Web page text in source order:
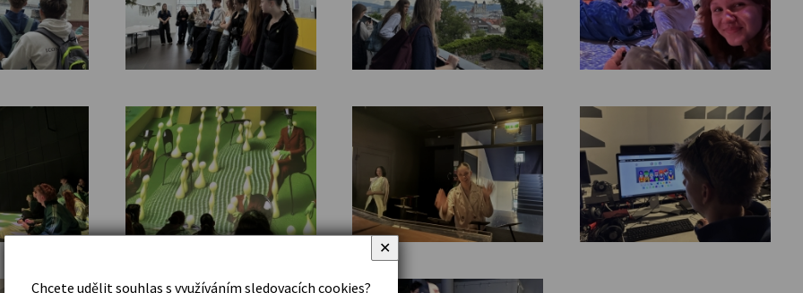
Chcete udělit souhlas s využíváním sledovacích cookies?
✕